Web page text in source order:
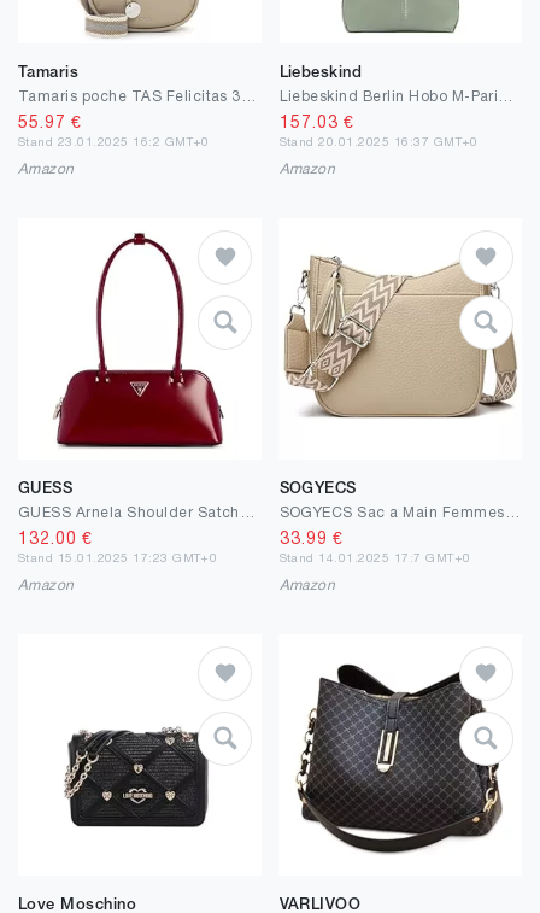
Tamaris
55.97 €
Stand 23.01.2025 16:2 GMT+0
Amazon
Liebeskind
157.03 €
Stand 20.01.2025 16:37 GMT+0
Amazon
GUESS
132.00 €
Stand 15.01.2025 17:23 GMT+0
Amazon
SOGYECS
33.99 €
Stand 14.01.2025 17:7 GMT+0
Amazon
Love Moschino
VARLIVOO